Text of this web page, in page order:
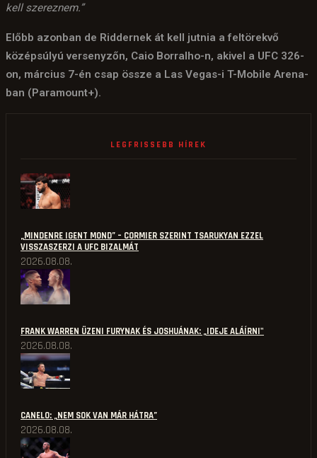
kell szereznem.”
Előbb azonban de Riddernek át kell jutnia a feltörekvő
középsúlyú versenyzőn, Caio Borralho-n, akivel a UFC 326-
on, március 7-én csap össze a Las Vegas-i T-Mobile Arena-
ban (Paramount+).
LEGFRISSEBB HÍREK
„MINDENRE IGENT MOND” – CORMIER SZERINT TSARUKYAN EZZEL
VISSZASZERZI A UFC BIZALMÁT
2026.08.08.
FRANK WARREN ÜZENI FURYNAK ÉS JOSHUÁNAK: „IDEJE ALÁÍRNI"
2026.08.08.
CANELO: „NEM SOK VAN MÁR HÁTRA”
2026.08.08.